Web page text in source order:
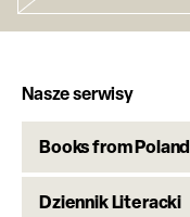
Nasze serwisy
Books from Poland
Dziennik Literacki